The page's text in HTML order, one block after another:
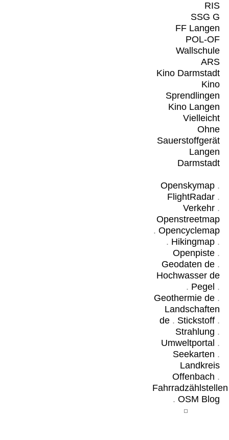
RIS
SSG G
FF Langen
POL-OF
Wallschule
ARS
Kino Darmstadt
Kino
Sprendlingen
Kino Langen
Vielleicht
Ohne
Sauerstoffgerät
Langen
Darmstadt
Openskymap.
FlightRadar.
Verkehr.
Openstreetmap
. Opencyclemap
. Hikingmap.
Openpiste.
Geodaten de.
Hochwasser de
. Pegel .
Geothermie de.
Landschaften
de. Stickstoff.
Strahlung .
Umweltportal .
Seekarten .
Landkreis
Offenbach .
Fahrradzählstellen
. OSM Blog